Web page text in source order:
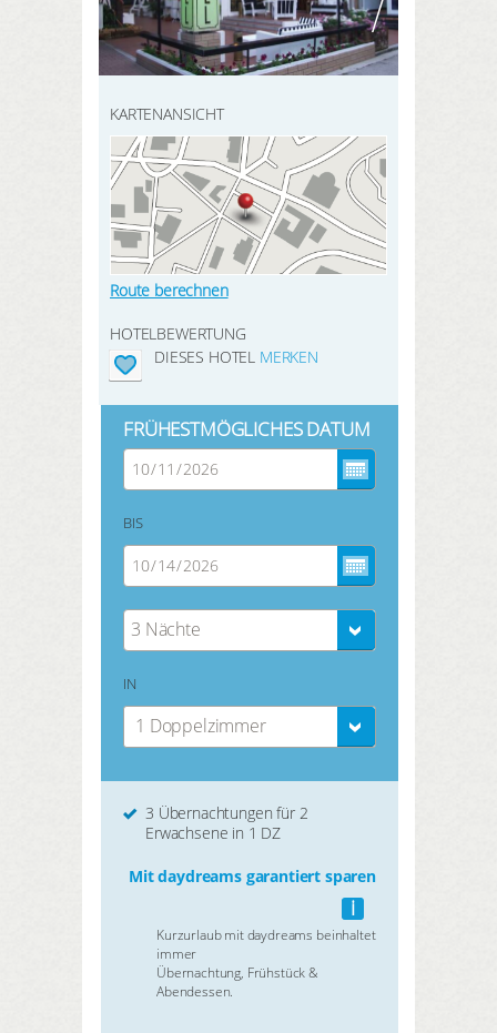
HIER REGISTRIEREN
Meine Buchungen
Meine Produkte
Meine Hotels
ANMELDEN
SUCHEN
KARTENANSICHT
Route berechnen
HOTELBEWERTUNG
DIESES HOTEL MERKEN
FRÜHESTMÖGLICHES DATUM
BIS
3 Nächte
IN
1 Doppelzimmer
3 Übernachtungen für 2
Erwachsene in 1 DZ
Mit daydreams garantiert sparen
i
Kurzurlaub mit daydreams beinhaltet
immer
Übernachtung, Frühstück &
Abendessen.